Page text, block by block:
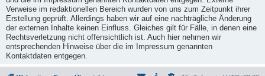
Verweise im redaktionellen Bereich wurden von uns zum Zeitpunkt ihrer
Erstellung geprüft. Allerdings haben wir auf eine nachträgliche Änderung
der externen Inhalte keinen Einfluss. Gleiches gilt für Fälle, in denen eine
Rechtsverletzung nicht offensichtlich ist. Auch hier nehmen wir
entsprechenden Hinweise über die im Impressum genannten
Kontaktdaten entgegen.